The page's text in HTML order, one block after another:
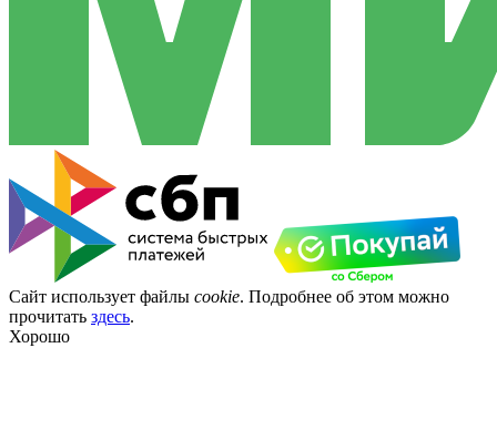
Сайт использует файлы cookie. Подробнее об этом можно
прочитать здесь.
Хорошо